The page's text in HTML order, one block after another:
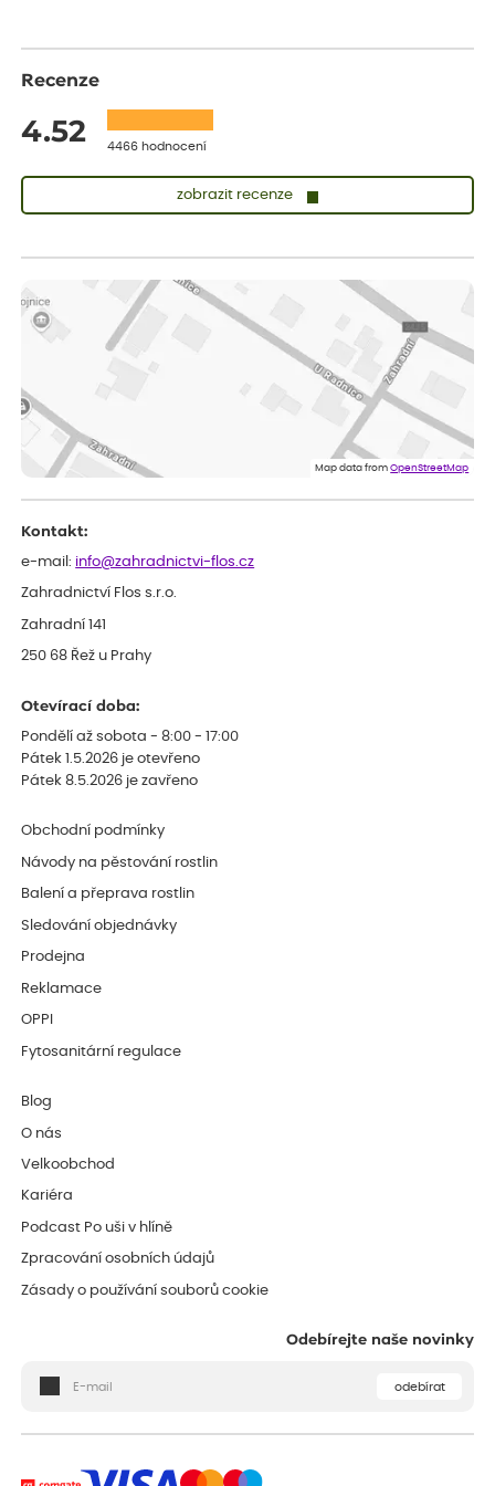
Recenze
4.52 4466 hodnocení
zobrazit recenze
Vše v pořádku, jsem spokojena.
ověřený nákup dnes
Rostlina mi přišla v dobrém stavu, jsem spokojená.
Zuzana
Spokojenost s dodáním kvalitních rostlin
Map data fromOpenStreetMap
Kontakt:
e-mail: info@zahradnictvi-flos.cz
Zahradnictví Flos s.r.o.
Zahradní 141
250 68 Řež u Prahy
Otevírací doba:
Pondělí až sobota - 8:00 - 17:00
Pátek 1.5.2026 je otevřeno
Pátek 8.5.2026 je zavřeno
Obchodní podmínky
Návody na pěstování rostlin
Balení a přeprava rostlin
Sledování objednávky
Prodejna
Reklamace
OPPI
Fytosanitární regulace
Blog
O nás
Velkoobchod
Kariéra
Podcast Po uši v hlíně
Zpracování osobních údajů
Zásady o používání souborů cookie
Odebírejte naše novinky
odebírat